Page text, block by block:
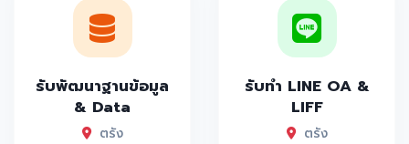
รับพัฒนาฐานข้อมูล
& Data
ตรัง
รับทำ LINE OA &
LIFF
ตรัง